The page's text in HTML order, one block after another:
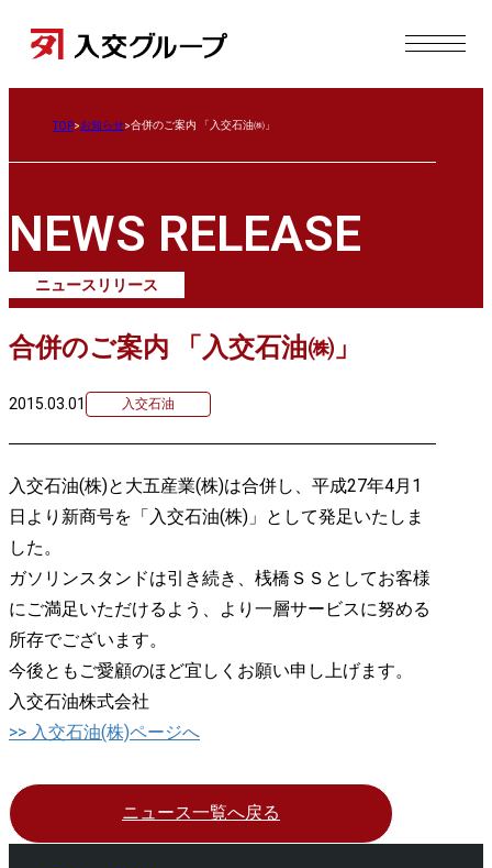
TOP お知らせ 合併のご案内 「入交石油㈱」
NEWS RELEASE
ニュースリリース
合併のご案内 「入交石油㈱」
2015.03.01 入交石油
入交石油(株)と大五産業(株)は合併し、平成27年4月1
日より新商号を「入交石油(株)」として発足いたしま
した。
ガソリンスタンドは引き続き、桟橋ＳＳとしてお客様
にご満足いただけるよう、より一層サービスに努める
所存でございます。
今後ともご愛顧のほど宜しくお願い申し上げます。
入交石油株式会社
>> 入交石油(株)ページへ
ニュース一覧へ戻る